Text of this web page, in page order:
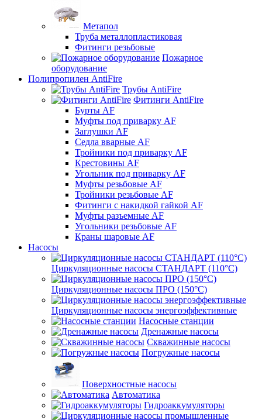
Метапол
Труба металлопластиковая
Фитинги резьбовые
Пожарное
оборудование
Полипропилен AntiFire
Трубы AntiFire
Фитинги AntiFire
Бурты AF
Муфты под приварку AF
Заглушки AF
Седла вварные AF
Тройники под приварку AF
Крестовины AF
Угольник под приварку AF
Муфты резьбовые AF
Тройники резьбовые AF
Фитинги с накидкой гайкой AF
Муфты разъемные AF
Угольники резьбовые AF
Краны шаровые AF
Насосы
Циркуляционные насосы СТАНДАРТ (110°C)
Циркуляционные насосы ПРО (150°C)
Циркуляционные насосы энергоэффективные
Насосные станции
Дренажные насосы
Скважинные насосы
Погружные насосы
Поверхностные насосы
Автоматика
Гидроаккумуляторы